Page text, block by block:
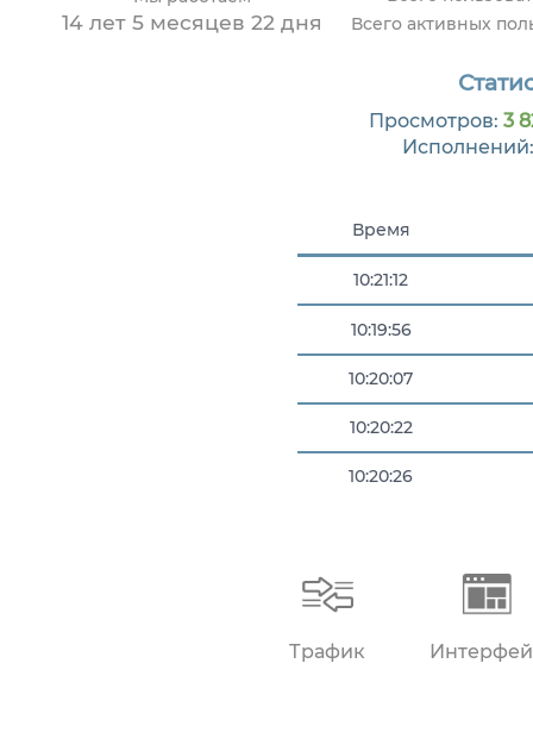
14 лет 5 месяцев 22 дня
Всего активных
Просмотров: 3
Время
10:21:12
10:19:56
10:20:07
10:20:22
10:20:26
Трафик